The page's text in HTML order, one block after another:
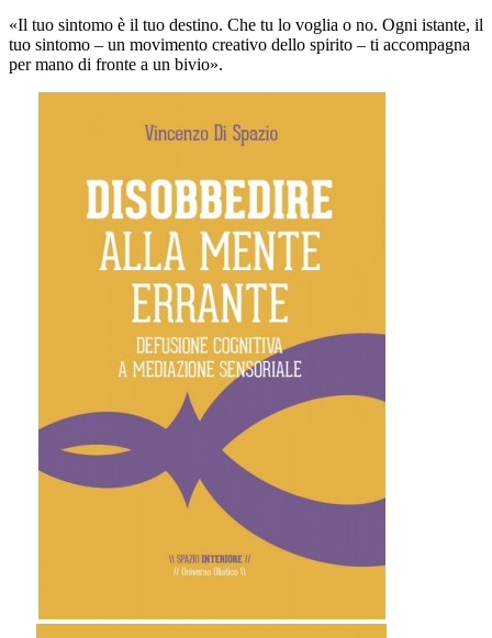
«Il tuo sintomo è il tuo destino. Che tu lo voglia o no. Ogni istante, il
tuo sintomo – un movimento creativo dello spirito – ti accompagna
per mano di fronte a un bivio».